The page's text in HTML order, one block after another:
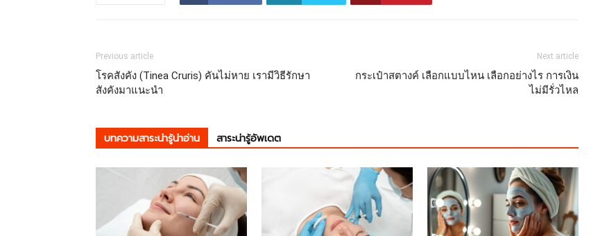
Previous article
โรคสังคัง (Tinea Cruris) คันไม่หาย เรามีวิธีรักษา
สังคังมาแนะนำ
Next article
กระเป๋าสตางค์ เลือกแบบไหน เลือกอย่างไร การเงิน
ไม่มีรั่วไหล
บทความสาระน่ารู้น่าอ่าน สาระน่ารู้อัพเดต